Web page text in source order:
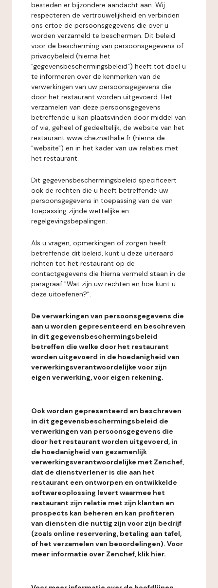
besteden er bijzondere aandacht aan. Wij
respecteren de vertrouwelijkheid en verbinden
ons ertoe de persoonsgegevens die over u
worden verzameld te beschermen. Dit beleid
voor de bescherming van persoonsgegevens of
privacybeleid (hierna het
"gegevensbeschermingsbeleid") heeft tot doel u
te informeren over de kenmerken van de
verwerkingen van uw persoonsgegevens die
door het restaurant worden uitgevoerd. Het
verzamelen van deze persoonsgegevens
betreffende u kan plaatsvinden door middel van
of via, geheel of gedeeltelijk, de website van het
restaurant www.cheznathalie.fr (hierna de
"website") en in het kader van uw relaties met
het restaurant.
Dit gegevensbeschermingsbeleid specificeert
ook de rechten die u heeft betreffende uw
persoonsgegevens in toepassing van de van
toepassing zijnde wettelijke en
regelgevingsbepalingen.
Als u vragen, opmerkingen of zorgen heeft
betreffende dit beleid, kunt u deze uiteraard
richten tot het restaurant op de
contactgegevens die hierna vermeld staan in de
paragraaf "Wat zijn uw rechten en hoe kunt u
deze uitoefenen?".
De verwerkingen van persoonsgegevens die
aan u worden gepresenteerd en beschreven
in dit gegevensbeschermingsbeleid
betreffen die welke door het restaurant
worden uitgevoerd in de hoedanigheid van
verwerkingsverantwoordelijke voor zijn
eigen verwerking, voor eigen rekening.
Ook worden gepresenteerd en beschreven
in dit gegevensbeschermingsbeleid de
verwerkingen van persoonsgegevens die
door het restaurant worden uitgevoerd, in
de hoedanigheid van gezamenlijk
verwerkingsverantwoordelijke met Zenchef,
dat de dienstverlener is die aan het
restaurant een ontworpen en ontwikkelde
softwareoplossing levert waarmee het
restaurant zijn relatie met zijn klanten en
prospects kan beheren en kan profiteren
van diensten die nuttig zijn voor zijn bedrijf
(zoals online reservering, betaling aan tafel,
of het verzamelen van beoordelingen). Voor
meer informatie over Zenchef, klik hier.